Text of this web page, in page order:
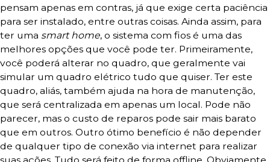
pensam apenas em contras, já que exige certa paciência
para ser instalado, entre outras coisas. Ainda assim, para
ter uma smart home, o sistema com fios é uma das
melhores opções que você pode ter. Primeiramente,
você poderá alterar no quadro, que geralmente vai
simular um quadro elétrico tudo que quiser. Ter este
quadro, aliás, também ajuda na hora de manutenção,
que será centralizada em apenas um local. Pode não
parecer, mas o custo de reparos pode sair mais barato
que em outros. Outro ótimo benefício é não depender
de qualquer tipo de conexão via internet para realizar